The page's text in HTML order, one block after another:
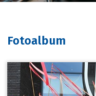
Fotoalbum